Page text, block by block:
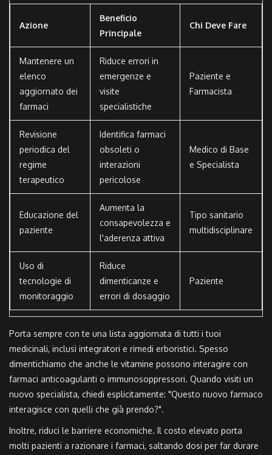
Azione
Beneficio
Principale
Chi Deve Fare
Mantenere un
elenco
aggiornato dei
farmaci
Riduce errori in
emergenze e
visite
specialistiche
Paziente e
Farmacista
Revisione
periodica del
regime
terapeutico
Identifica farmaci
obsoleti o
interazioni
pericolose
Medico di Base
e Specialista
Educazione del
paziente
Aumenta la
consapevolezza e
l'aderenza attiva
Tipo sanitario
multidisciplinare
Uso di
tecnologie di
monitoraggio
Riduce
dimenticanze e
errori di dosaggio
Paziente
Porta sempre con te una lista aggiornata di tutti i tuoi
medicinali, inclusi integratori e rimedi erboristici. Spesso
dimentichiamo che anche le vitamine possono interagire con
farmaci anticoagulanti o immunosoppressori. Quando visiti un
nuovo specialista, chiedi esplicitamente: "Questo nuovo farmaco
interagisce con quelli che già prendo?".
Inoltre, riduci le barriere economiche. Il costo elevato porta
molti pazienti a razionare i farmaci, saltando dosi per far durare